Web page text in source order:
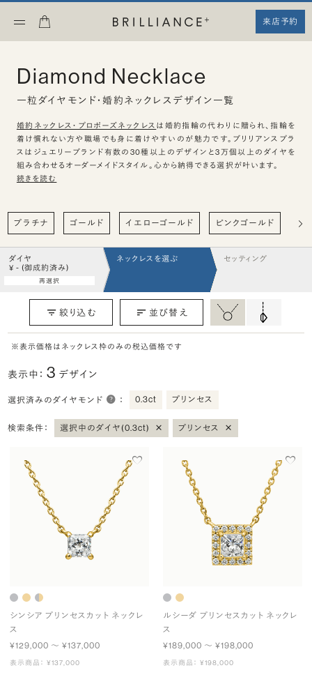
来店予約
Diamond Necklace
一粒ダイヤモンド・婚約ネックレスデザイン一覧
婚約ネックレス・プロポーズネックレス は婚約指輪の代わりに贈られ、指輪を
着け慣れない方や職場でも身に着けやすいのが魅力です。ブリリアンスプラ
スはジュエリーブランド有数の30種以上のデザインと3万個以上のダイヤを
組み合わせるオーダーメイドスタイル。心から納得できる選択が叶います。
続きを読む
プラチナ ゴールド イエローゴールド ピンクゴールド ハ
ダイヤ
¥ - (御成約済み)
再選択
ネックレスを選ぶ セッティング
絞り込む 並び替え
※表示価格はネックレス枠のみの税込価格です
表示中：3 デザイン
選択済みのダイヤモンド ： 0.3ct プリンセス
検索条件： 選択中のダイヤ(0.3ct) × プリンセス ×
シンシア プリンセスカット ネックレ
ス
¥129,000 〜 ¥137,000
表示商品： ¥137,000
ルシーダ プリンセスカット ネックレ
ス
¥189,000 〜 ¥198,000
表示商品： ¥198,000